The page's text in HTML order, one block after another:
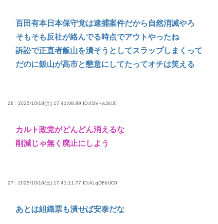
百田有本日本保守党は逮捕案件だから自然消滅やろ
そもそも反社が絡んでる時点でアウトやったね
訴訟で正直者飯山を潰そうとしてスラップしまくって
だのに飯山が高市と懇意にしてたってオチは笑える
26 : 2025/10/18(土) 17:41:08.89 ID:4SV+wJbU0
カルト政党がどんどん消えるな
削減じゃ無く廃止にしよう
27 : 2025/10/18(土) 17:41:11.77 ID:ALqD8bUC0
あとは組織票も潰せば安泰だな